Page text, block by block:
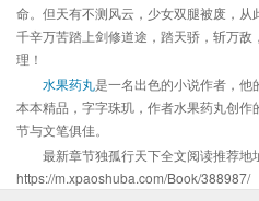
命。但天有不测风云，少女双腿被废，
千辛万苦踏上剑修道途，踏天骄，斩万
理！
水果药丸是一名出色的小说作者，他
本本精品，字字珠玑，作者水果药丸创
节与文笔俱佳。
最新章节独孤行天下全文阅读推荐地
https://m.xpaoshuba.com/Book/388987/